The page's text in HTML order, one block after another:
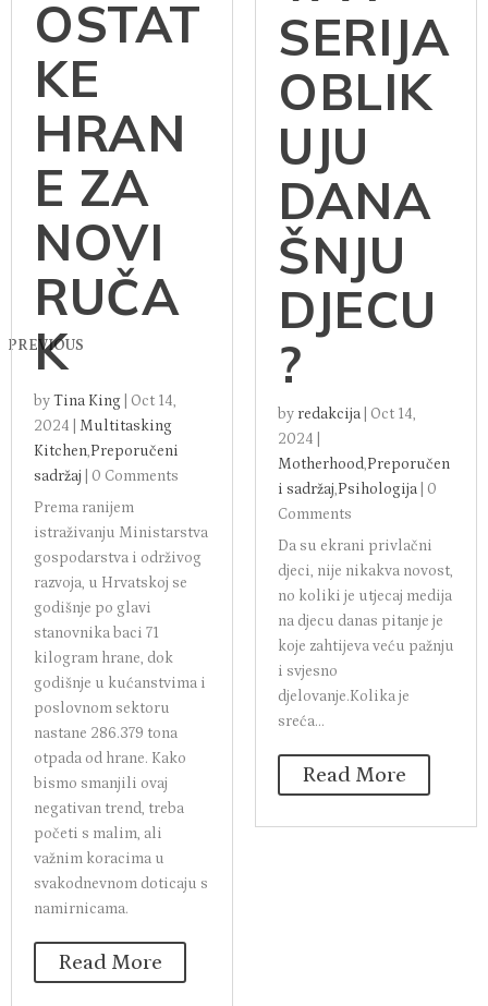
PREVIOUS
OSTAT
KE
HRAN
E ZA
NOVI
RUČA
K
byTina King
Oct 14,
2024
Multitasking
Kitchen,Preporučeni
sadržaj
0 Comments
Prema ranijem
istraživanju Ministarstva
gospodarstva i održivog
razvoja, u Hrvatskoj se
godišnje po glavi
stanovnika baci 71
kilogram hrane, dok
godišnje u kućanstvima i
poslovnom sektoru
nastane 286.379 tona
otpada od hrane. Kako
bismo smanjili ovaj
negativan trend, treba
početi s malim, ali
važnim koracima u
svakodnevnom doticaju s
namirnicama.
Read More
SERIJA
OBLIK
UJU
DANA
ŠNJU
DJECU
?
by redakcija
Oct 14,
2024
Motherhood,Preporučen
i sadržaj,Psihologija
0
Comments
Da su ekrani privlačni
djeci, nije nikakva novost,
no koliki je utjecaj medija
na djecu danas pitanje je
koje zahtijeva veću pažnju
i svjesno
djelovanje.Kolika je
sreća...
Read More